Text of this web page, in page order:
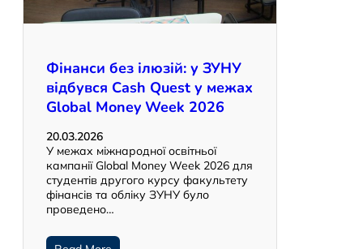
Фінанси без ілюзій: у ЗУНУ
відбувся Cash Quest у межах
Global Money Week 2026
20.03.2026
У межах міжнародної освітньої
кампанії Global Money Week 2026 для
студентів другого курсу факультету
фінансів та обліку ЗУНУ було
проведено…